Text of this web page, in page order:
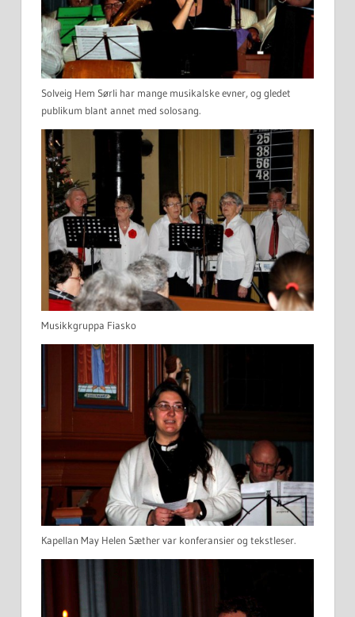
Solveig Hem Sørli har mange musikalske evner, og gledet
publikum blant annet med solosang.
Musikkgruppa Fiasko
Kapellan May Helen Sæther var konferansier og tekstleser.